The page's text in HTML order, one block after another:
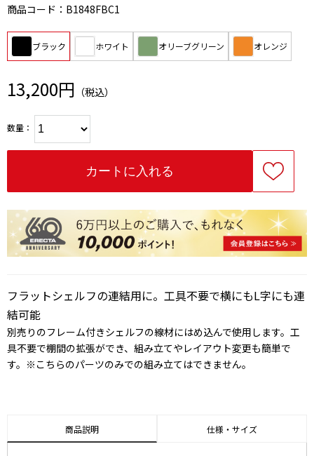
商品コード：B1848FBC1
ブラック ホワイト オリーブグリーン オレンジ
13,200円 （税込）
数量：
フラットシェルフの連結用に。工具不要で横にもL字にも連
結可能
別売りのフレーム付きシェルフの線材にはめ込んで使用します。工
具不要で棚間の拡張ができ、組み立てやレイアウト変更も簡単で
す。※こちらのパーツのみでの組み立てはできません。
商品説明 仕様・サイズ